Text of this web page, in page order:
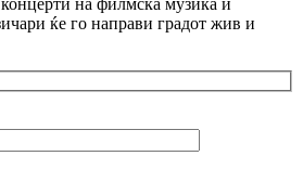
концерти на филмска музика и
ќе го направи градот жив и